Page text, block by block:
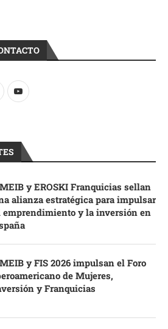
y EROSKI Franquicias sellan
alianza estratégica para impulsar
emprendimiento y la inversión en
y FIS 2026 impulsan el Foro
de Mujeres,
y Franquicias